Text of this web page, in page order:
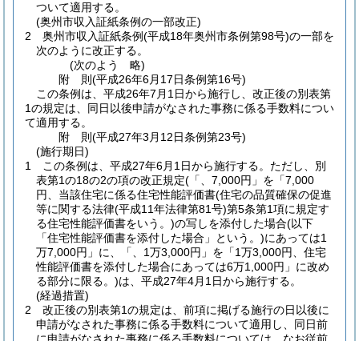
ついて適用する。
(奥州市収入証紙条例の一部改正)
2
奥州市収入証紙条例(平成18年奥州市条例第98号)の一部を
次のように改正する。
(次のよう 略)
附 則(平成26年6月17日条例第16号)
この条例は、平成26年7月1日から施行し、改正後の別表第
1の規定は、同日以後申請がなされた事務に係る手数料につい
て適用する。
附 則(平成27年3月12日条例第23号)
(施行期日)
1
この条例は、平成27年6月1日から施行する。 ただし、別
表第1の18の2の項の改正規定(「、7,000円」を「7,000
円、当該住宅に係る住宅性能評価書(住宅の品質確保の促進
等に関する法律(平成11年法律第81号)第5条第1項に規定す
る住宅性能評価書をいう。)の写しを添付した場合(以下
「住宅性能評価書を添付した場合」という。)にあっては1
万7,000円」に、「、1万3,000円」を「1万3,000円、住宅
性能評価書を添付した場合にあっては6万1,000円」に改め
る部分に限る。)は、平成27年4月1日から施行する。
(経過措置)
2
改正後の別表第1の規定は、前項に掲げる施行の日以後に
申請がなされた事務に係る手数料について適用し、同日前